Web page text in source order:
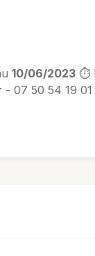
10/06/2023 ⏱
- 07 50 54 19 01